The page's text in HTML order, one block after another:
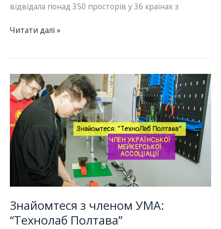
відвідала понад 350 просторів у 36 країнах з
Здобутки
“Ноїв
Курінь”
долучається
до
ініціативи
мейкерів
Європі
Читати далі »
Знайомтеся з членом УМА:
“Технолаб Полтава”